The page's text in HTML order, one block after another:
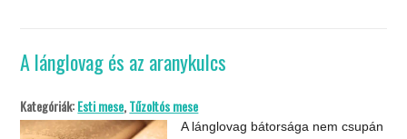
A lánglovag és az aranykulcs
Kategóriák:Esti mese,Tűzoltós mese
A lánglovag bátorsága nem csupán